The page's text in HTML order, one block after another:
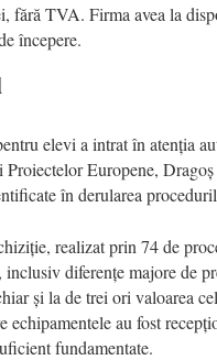
fără TVA. Firma avea la
începere.
elevi a intrat în atenția
Europene, Dragoș
în derularea
realizat prin 74 de
diferențe majore de
și la de trei ori valoarea
echipamentele au fost
fundamentate.